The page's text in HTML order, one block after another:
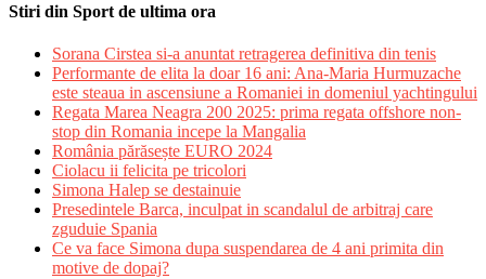
Stiri din Sport de ultima ora
Sorana Cirstea si-a anuntat retragerea definitiva din tenis
Performante de elita la doar 16 ani: Ana-Maria Hurmuzache
este steaua in ascensiune a Romaniei in domeniul yachtingului
Regata Marea Neagra 200 2025: prima regata offshore non-
stop din Romania incepe la Mangalia
România părăsește EURO 2024
Ciolacu ii felicita pe tricolori
Simona Halep se destainuie
Presedintele Barca, inculpat in scandalul de arbitraj care
zguduie Spania
Ce va face Simona dupa suspendarea de 4 ani primita din
motive de dopaj?